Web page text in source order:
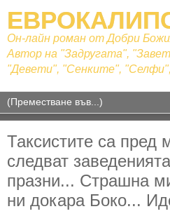
Он-лайн роман от Добри
Автор на "Задругата",
"Девети", "Сенките",
Таксистите са пред
следват
празни... Страшна
ни докара Боко...